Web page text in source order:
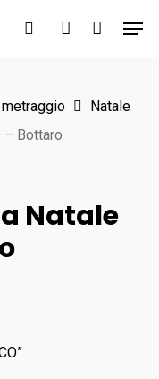
search account
Natale
– Bottaro
Natale